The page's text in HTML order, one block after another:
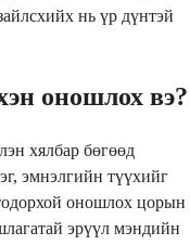
нь үр дүнтэй
оношлох вэ?
хялбар бөгөөд
эмнэлгийн түүхийг
оношлох цорын
эрүүл мэндийн